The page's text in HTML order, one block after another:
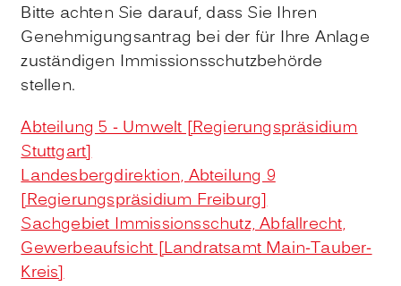
Bitte achten Sie darauf, dass Sie Ihren
Genehmigungsantrag bei der für Ihre Anlage
zuständigen Immissionsschutzbehörde
stellen.
Abteilung 5 - Umwelt [Regierungspräsidium
Stuttgart]
Landesbergdirektion, Abteilung 9
[Regierungspräsidium Freiburg]
Sachgebiet Immissionsschutz, Abfallrecht,
Gewerbeaufsicht [Landratsamt Main-Tauber-
Kreis]